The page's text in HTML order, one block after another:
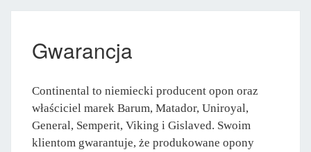
Gwarancja
Continental to niemiecki producent opon oraz
właściciel marek Barum, Matador, Uniroyal,
General, Semperit, Viking i Gislaved. Swoim
klientom gwarantuje, że produkowane opony